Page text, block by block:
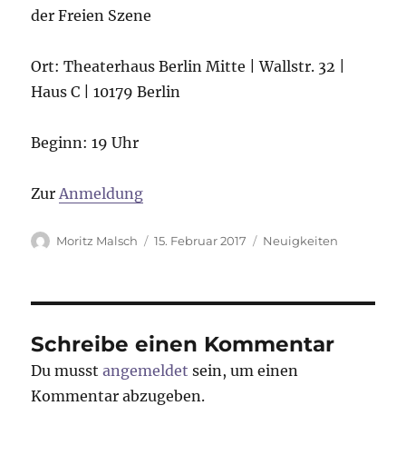
der Freien Szene
Ort: Theaterhaus Berlin Mitte | Wallstr. 32 |
Haus C | 10179 Berlin
Beginn: 19 Uhr
Zur Anmeldung
Autor
Moritz Malsch
Veröffentlicht
15. Februar 2017 Kategorien
Neuigkeiten
Schreibe einen Kommentar
Du musstangemeldet sein, um einen
Kommentar abzugeben.